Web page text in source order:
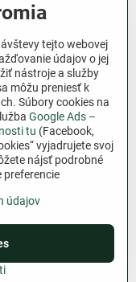
Fungujeme len
poctivú prácu a
nám pomáha
– pomáhať
údajov
tejto webovej
údajov o jej
nástroje a služby
môžu preniesť k
Súbory cookies na
Google Ads –
tu (Facebook,
vyjadrujete svoj
nájsť podrobné
preferencie
údajov